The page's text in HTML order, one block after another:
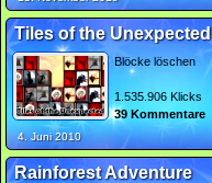
Tiles of the Unexpected
Blöcke löschen
1.535.906 Klicks
39 Kommentare
4. Juni 2010
Rainforest Adventure